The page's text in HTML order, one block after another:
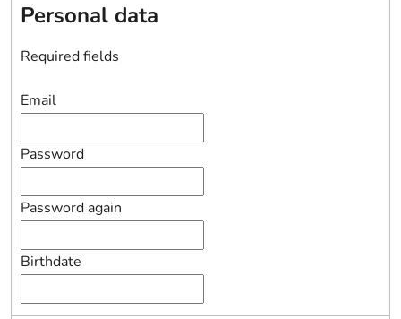
Personal data
Required fields
Email
Password
Password again
Birthdate